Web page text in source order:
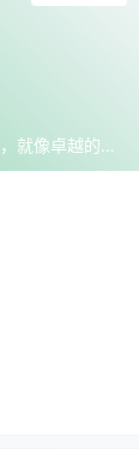
优秀的排版让阅读者忘记排版本身，专注内容的灵魂，就像卓越的排版让形式隐于内容之后，这是排版设计的终极目标。